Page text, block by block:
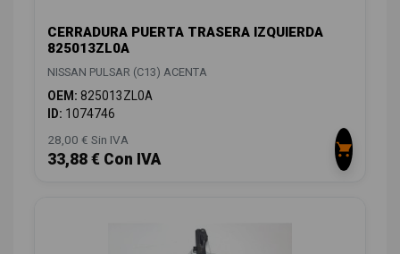
CERRADURA PUERTA TRASERA IZQUIERDA
825013ZL0A
NISSAN PULSAR (C13) ACENTA
OEM: 825013ZL0A
ID: 1074746
28,00 € Sin IVA
33,88 € Con IVA